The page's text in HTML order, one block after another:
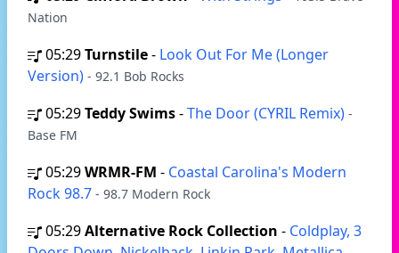
Nation
05:29Turnstile- Look Out For Me (Longer
Version) - 92.1 Bob Rocks
05:29Teddy Swims-The Door (CYRIL Remix) -
Base FM
05:29WRMR-FM - Coastal Carolina's Modern
Rock 98.7 - 98.7 Modern Rock
05:29Alternative Rock Collection - Coldplay, 3